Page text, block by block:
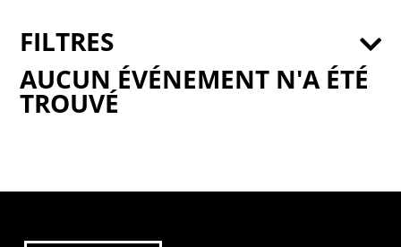
AUCUN ÉVÉNEMENT N'A ÉTÉ
TROUVÉ
FILTRES